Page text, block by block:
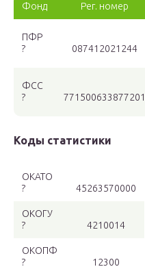
Фонд Рег. номер
ПФР
?
087412021244
ФСС
?
771500633877201
Коды статистики
ОКАТО
?
45263570000
ОКОГУ
?
4210014
ОКОПФ
?
12300